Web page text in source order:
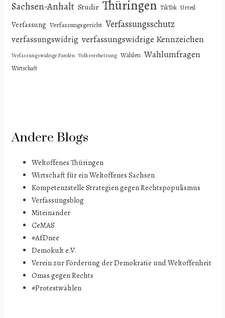
Sachsen-Anhalt Studie Thüringen TikTok Urteil
Verfassung Verfassungsgericht Verfassungsschutz
verfassungswidrig verfassungswidrige Kennzeichen
Verfassungswidrige Parolen Volksverhetzung Wahlen Wahlumfragen
Wirtschaft
Andere Blogs
Weltoffenes Thüringen
Wirtschaft für ein Weltoffenes Sachsen
Kompetenzstelle Strategien gegen Rechtspopulismus
Verfassungsblog
Miteinander
CeMAS
#AfDnee
Demokult e.V.
Verein zur Förderung der Demokratie und Weltoffenheit
Omas gegen Rechts
#Protestwählen